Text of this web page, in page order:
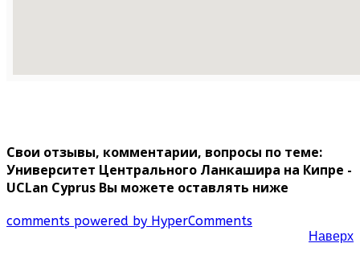
Свои отзывы, комментарии, вопросы по теме:
Университет Центрального Ланкашира на Кипре -
UCLan Cyprus Вы можете оставлять ниже
comments powered by HyperComments
Наверх